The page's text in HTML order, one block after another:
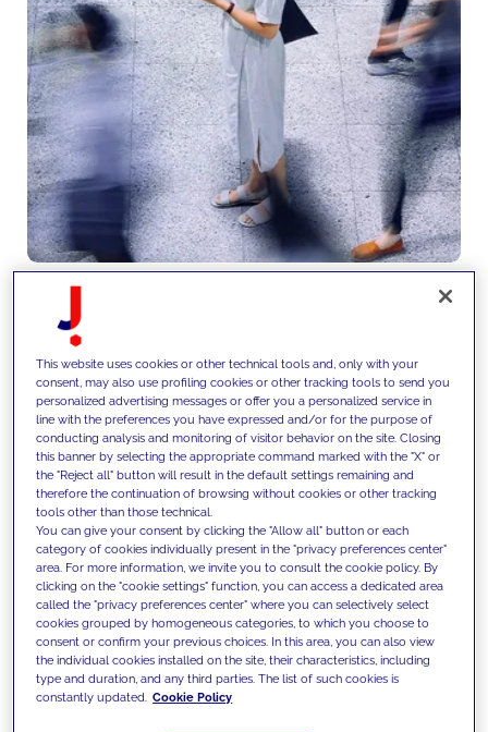
Nous planifions, exécutons et
optimisons les investissements
média sur l’ensemble des
canaux, en mobilisant la data et
l’IA pour maximiser le retour sur
investissement, affiner le ciblage
et améliorer en continu la
performance des campagnes.
This website uses cookies or other technical tools and, only with your
consent, may also use profiling cookies or other tracking tools to send you
personalized advertising messages or offer you a personalized service in
line with the preferences you have expressed and/or for the purpose of
conducting analysis and monitoring of visitor behavior on the site. Closing
this banner by selecting the appropriate command marked with the "X" or
the "Reject all" button will result in the default settings remaining and
therefore the continuation of browsing without cookies or other tracking
tools other than those technical.
You can give your consent by clicking the "Allow all" button or each
category of cookies individually present in the "privacy preferences center"
area. For more information, we invite you to consult the cookie policy. By
clicking on the "cookie settings" function, you can access a dedicated area
called the "privacy preferences center" where you can selectively select
cookies grouped by homogeneous categories, to which you choose to
consent or confirm your previous choices. In this area, you can also view
the individual cookies installed on the site, their characteristics, including
type and duration, and any third parties. The list of such cookies is
constantly updated. Cookie Policy